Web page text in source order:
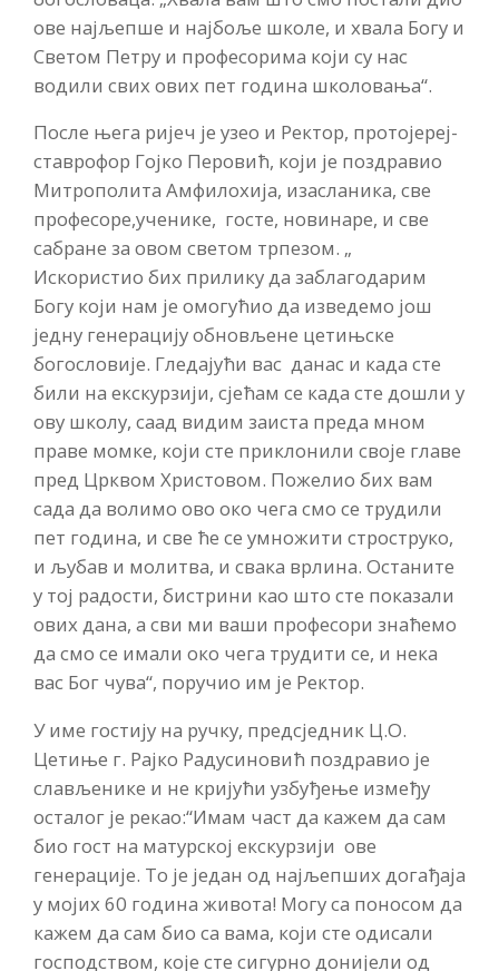
ове најљепше и најбоље школе, и хвала Богу и
Светом Петру и професорима који су нас
водили свих ових пет година школовања“.
После њега ријеч је узео и Ректор, протојереј-
ставрофор Гојко Перовић, који је поздравио
Митрополита Амфилохија, изасланика, све
професоре,ученике, госте, новинаре, и све
сабране за овом светом трпезом. „
Искористио бих прилику да заблагодарим
Богу који нам је омогућио да изведемо још
једну генерацију обновљене цетињске
богословије. Гледајући вас данас и када сте
били на екскурзији, сјећам се када сте дошли у
ову школу, саад видим заиста преда мном
праве момке, који сте приклонили своје главе
пред Црквом Христовом. Пожелио бих вам
сада да волимо ово око чега смо се трудили
пет година, и све ће се умножити строструко,
и љубав и молитва, и свака врлина. Останите
у тој радости, бистрини као што сте показали
ових дана, а сви ми ваши професори знаћемо
да смо се имали око чега трудити се, и нека
вас Бог чува“, поручио им је Ректор.
У име гостију на ручку, предсједник Ц.О.
Цетиње г. Рајко Радусиновић поздравио је
слављенике и не кријући узбуђење између
осталог је рекао:“Имам част да кажем да сам
био гост на матурској екскурзији ове
генерације. То је један од најљепших догађаја
у мојих 60 година живота! Могу са поносом да
кажем да сам био са вама, који сте одисали
господством, које сте сигурно донијели од